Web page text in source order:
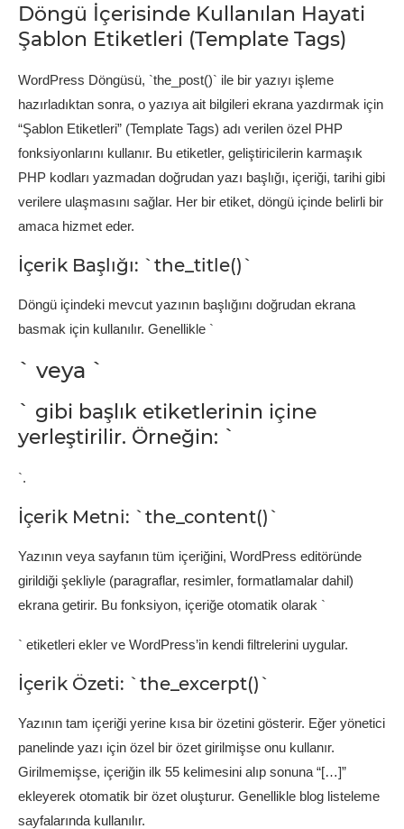
Döngü İçerisinde Kullanılan Hayati
Şablon Etiketleri (Template Tags)
WordPress Döngüsü, `the_post()` ile bir yazıyı işleme
hazırladıktan sonra, o yazıya ait bilgileri ekrana yazdırmak için
“Şablon Etiketleri” (Template Tags) adı verilen özel PHP
fonksiyonlarını kullanır. Bu etiketler, geliştiricilerin karmaşık
PHP kodları yazmadan doğrudan yazı başlığı, içeriği, tarihi gibi
verilere ulaşmasını sağlar. Her bir etiket, döngü içinde belirli bir
amaca hizmet eder.
İçerik Başlığı: `the_title()`
Döngü içindeki mevcut yazının başlığını doğrudan ekrana
basmak için kullanılır. Genellikle `
` veya `
` gibi başlık etiketlerinin içine
yerleştirilir. Örneğin: `
`.
İçerik Metni: `the_content()`
Yazının veya sayfanın tüm içeriğini, WordPress editöründe
girildiği şekliyle (paragraflar, resimler, formatlamalar dahil)
ekrana getirir. Bu fonksiyon, içeriğe otomatik olarak `
` etiketleri ekler ve WordPress’in kendi filtrelerini uygular.
İçerik Özeti: `the_excerpt()`
Yazının tam içeriği yerine kısa bir özetini gösterir. Eğer yönetici
panelinde yazı için özel bir özet girilmişse onu kullanır.
Girilmemişse, içeriğin ilk 55 kelimesini alıp sonuna “[…]”
ekleyerek otomatik bir özet oluşturur. Genellikle blog listeleme
sayfalarında kullanılır.